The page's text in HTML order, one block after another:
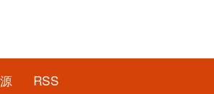
RSS